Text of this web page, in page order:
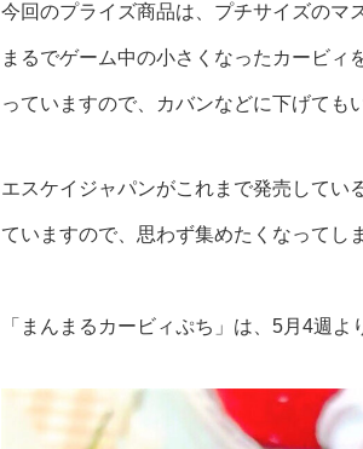
今回のプライズ商品は、プチサイズのマ
まるでゲーム中の小さくなったカービィ
っていますので、カバンなどに下げても
エスケイジャパンがこれまで発売してい
ていますので、思わず集めたくなってし
「まんまるカービィぷち」は、5月4週